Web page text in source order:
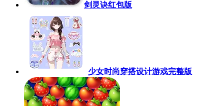
剑灵诀红包版
少女时尚穿搭设计游戏完整版